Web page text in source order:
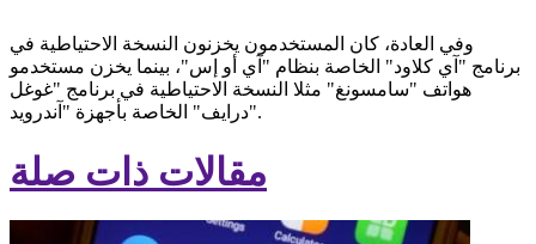
وفي العادة، كان المستخدمون يخزنون النسخة الاحتياطية في
برنامج "آي كلاود" الخاصة بنظام "آي أو إس"، بينما يخزن مستخدمو
هواتف "سامسونغ" مثلا النسخة الاحتياطية في برنامج "غوغل
درايف" الخاصة بأجهزة "آندرويد".
مقالات ذات صلة